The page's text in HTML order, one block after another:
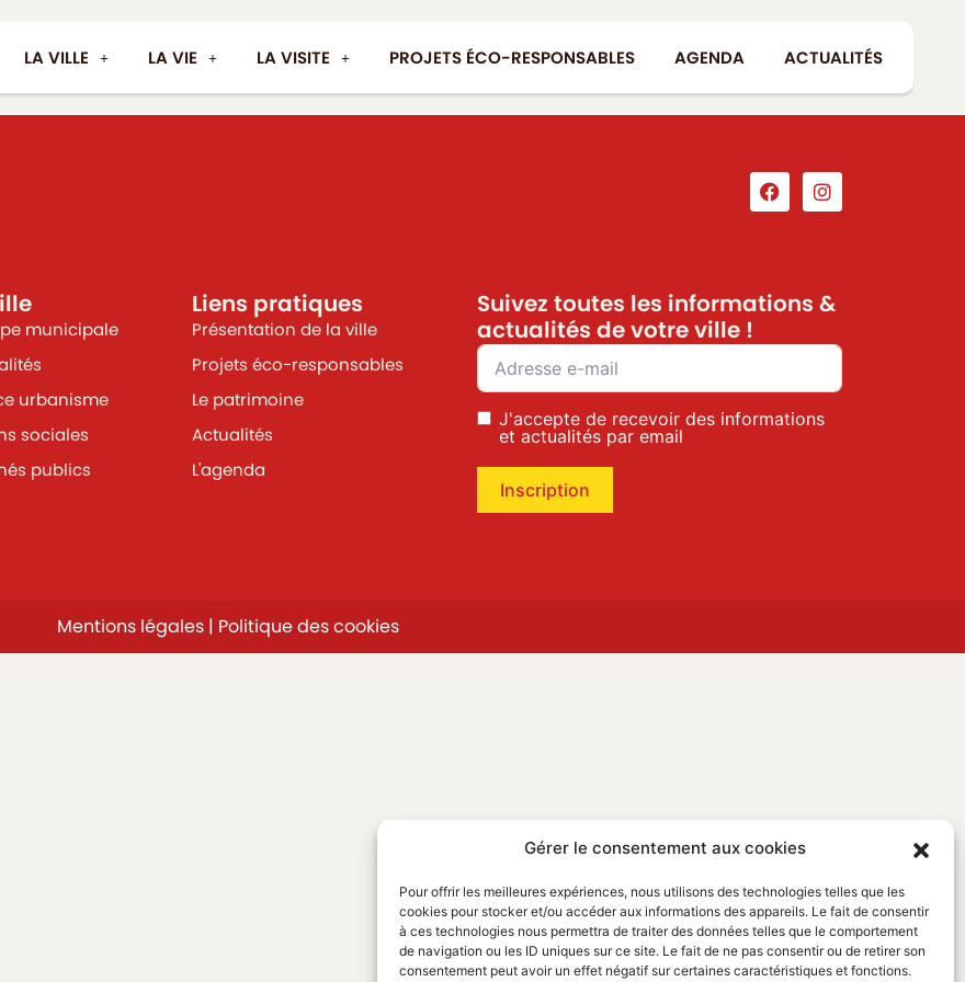
Gérer le consentement aux cookies
Pour offrir les meilleures expériences, nous utilisons des technologies telles que les
cookies pour stocker et/ou accéder aux informations des appareils. Le fait de consentir
à ces technologies nous permettra de traiter des données telles que le comportement
de navigation ou les ID uniques sur ce site. Le fait de ne pas consentir ou de retirer son
consentement peut avoir un effet négatif sur certaines caractéristiques et fonctions.
LA VILLE LA VIE LA VISITE PROJETS ÉCO-RESPONSABLES AGENDA ACTUALITÉS
municipale
urbanisme
sociales
publics
Liens pratiques
Présentation de la ville
Projets éco-responsables
Le patrimoine
Actualités
L'agenda
Suivez toutes les informations &
actualités de votre ville !
J'accepte de recevoir des informations
et actualités par email
Inscription
Mentions légales | Politique des cookies